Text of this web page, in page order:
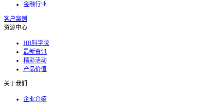
金融行业
客户案例
资源中心
HR科学院
最新资讯
精彩活动
产品价值
关于我们
企业介绍